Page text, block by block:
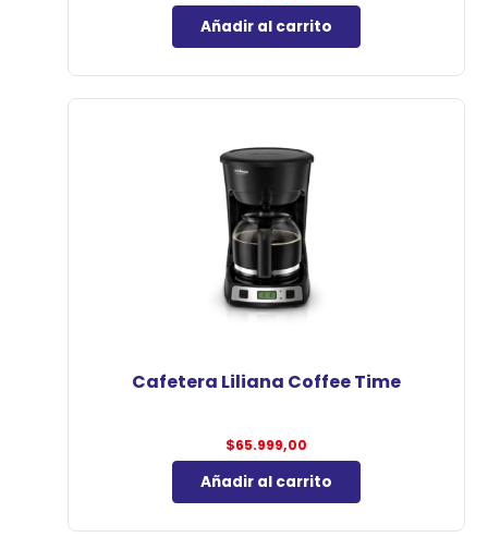
Añadir al carrito
Cafetera Liliana Coffee Time
$65.999,00
Añadir al carrito